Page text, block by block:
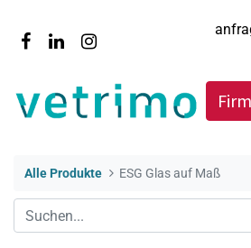
Alle Produkte ESG Glas auf Maß